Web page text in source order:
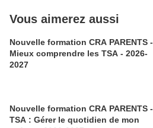
Vous aimerez aussi
Nouvelle formation CRA PARENTS -
Mieux comprendre les TSA - 2026-
2027
Nouvelle formation CRA PARENTS -
TSA : Gérer le quotidien de mon